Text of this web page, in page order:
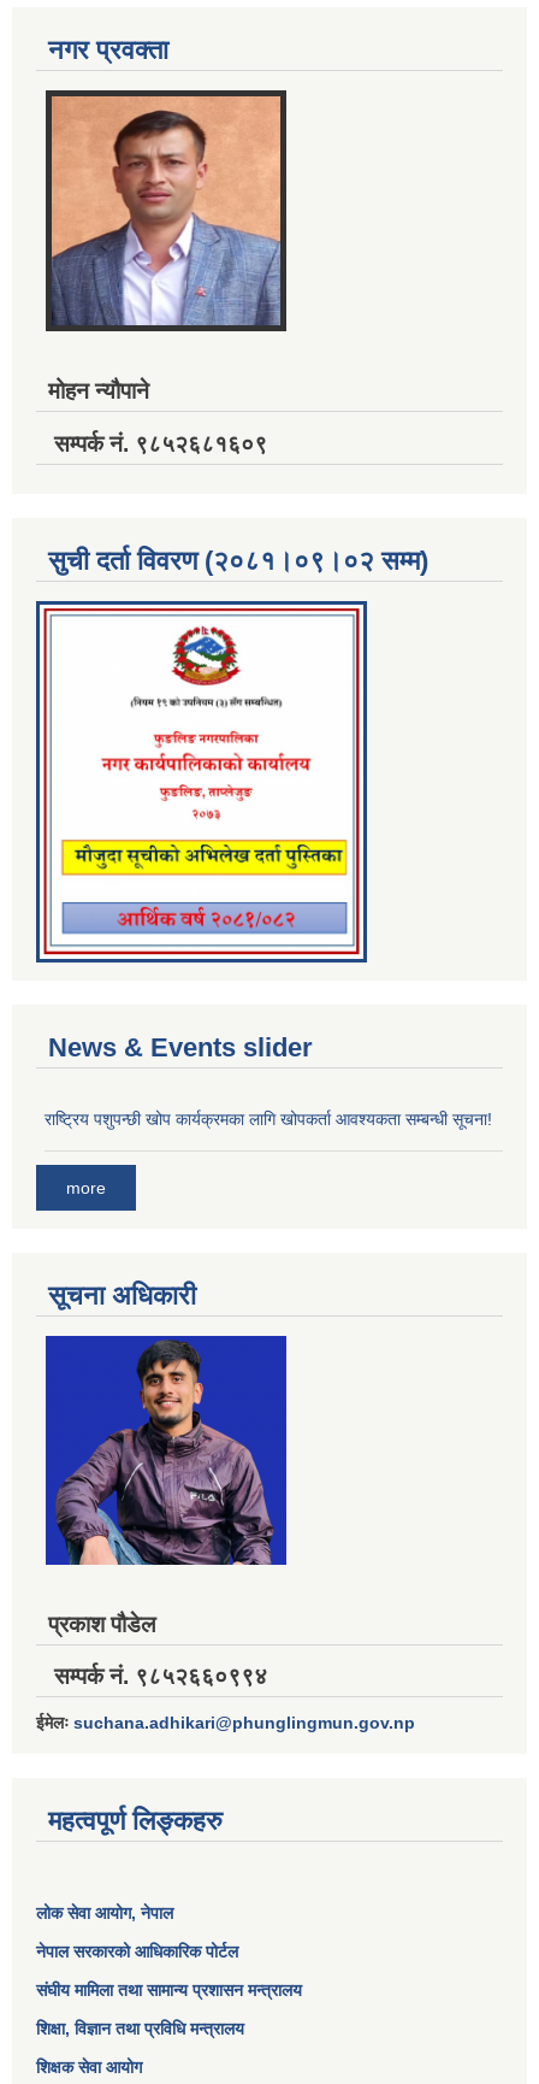
नगर प्रवक्ता
मोहन न्यौपाने
सम्पर्क नं. ९८५२६८१६०९
सुची दर्ता विवरण (२०८१।०९।०२ सम्म)
News & Events slider
राष्ट्रिय पशुपन्छी खोप कार्यक्रमका लागि खोपकर्ता आवश्यकता सम्बन्धी सूचना!
more
सूचना अधिकारी
प्रकाश पौडेल
सम्पर्क नं. ९८५२६६०९९४
ईमेलः suchana.adhikari@phunglingmun.gov.np
महत्वपूर्ण लिङ्कहरु
लोक सेवा आयोग, नेपाल
नेपाल सरकारको आधिकारिक पोर्टल
संघीय मामिला तथा सामान्य प्रशासन मन्त्रालय
शिक्षा, विज्ञान तथा प्रविधि मन्त्रालय
शिक्षक सेवा आयोग